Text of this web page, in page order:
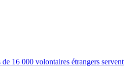
16 000 volontaires étrangers servent